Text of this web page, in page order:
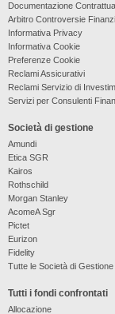
Documentazione
Arbitro Controversie
Informativa Privacy
Informativa Cookie
Preferenze Cookie
Reclami Assicurativi
Reclami Servizio di
Servizi per Consulenti
Società di gestione
Amundi
Etica SGR
Kairos
Rothschild
Morgan Stanley
AcomeA Sgr
Pictet
Eurizon
Fidelity
Tutte le Società di Gestione
Tutti i fondi confrontati
Allocazione